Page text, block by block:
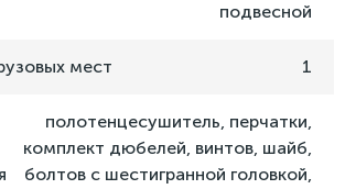
подвесной
мест 1
полотенцесушитель, перчатки,
комплект дюбелей, винтов, шайб,
болтов с шестигранной головкой,